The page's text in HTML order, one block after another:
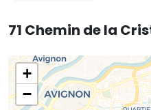
71 Chemin de la
+
−